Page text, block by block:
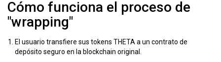
Cómo funciona el proceso de
"wrapping"
El usuario transfiere sus tokens THETA a un contrato de
depósito seguro en la blockchain original.